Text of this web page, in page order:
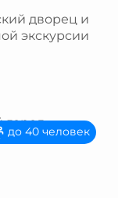
дворец и
экскурсии
до 40 человек